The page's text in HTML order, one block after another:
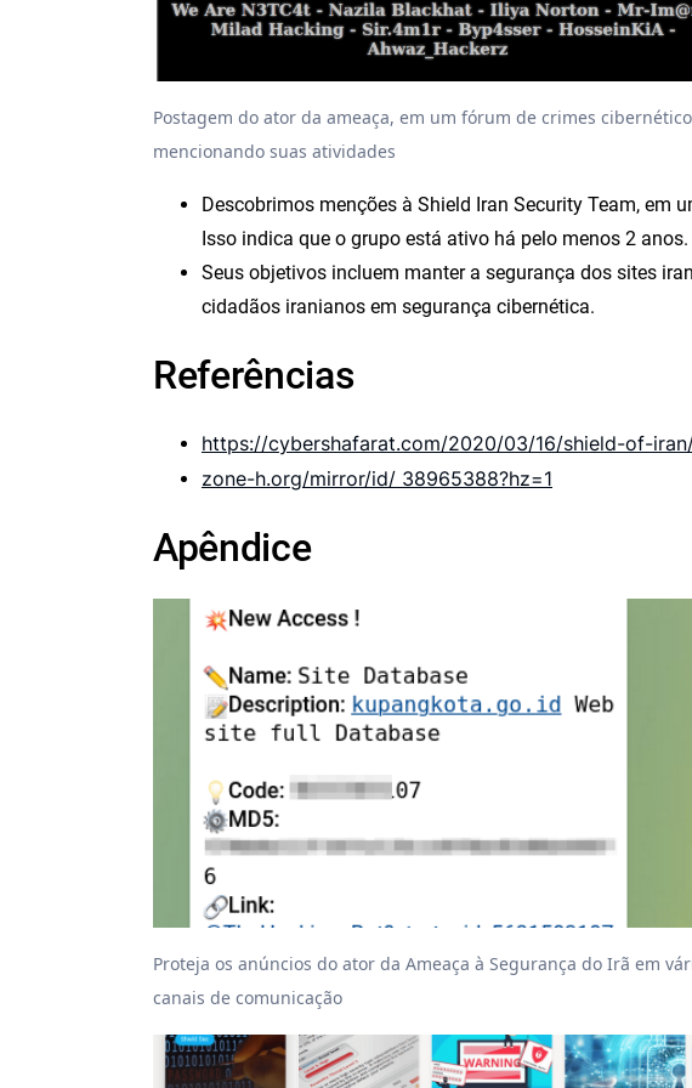
Postagem do ator da ameaça, em um fórum de crimes
mencionando suas atividades
Descobrimos menções à Shield Iran Security Team, em
Isso indica que o grupo está ativo há pelo menos 2 anos.
Seus objetivos incluem manter a segurança dos sites
cidadãos iranianos em segurança cibernética.
Referências
https://cybershafarat.com/2020/03/16/shield-of-
zone-h.org/mirror/id/ 38965388?hz=1
Apêndice
Proteja os anúncios do ator da Ameaça à Segurança do Irã em
canais de comunicação